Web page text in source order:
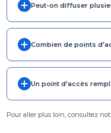
Peut-on diffuser
Combien de points
Un point d'accès
Pour aller plus loin, consultez